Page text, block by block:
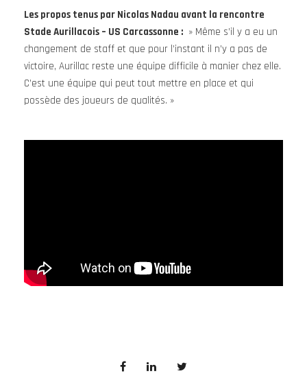
Les propos tenus par Nicolas Nadau avant la rencontre
Stade Aurillacois – US Carcassonne : » Même s’il y a eu un
changement de staff et que pour l’instant il n’y a pas de
victoire, Aurillac reste une équipe difficile à manier chez elle.
C’est une équipe qui peut tout mettre en place et qui
possède des joueurs de qualités. »